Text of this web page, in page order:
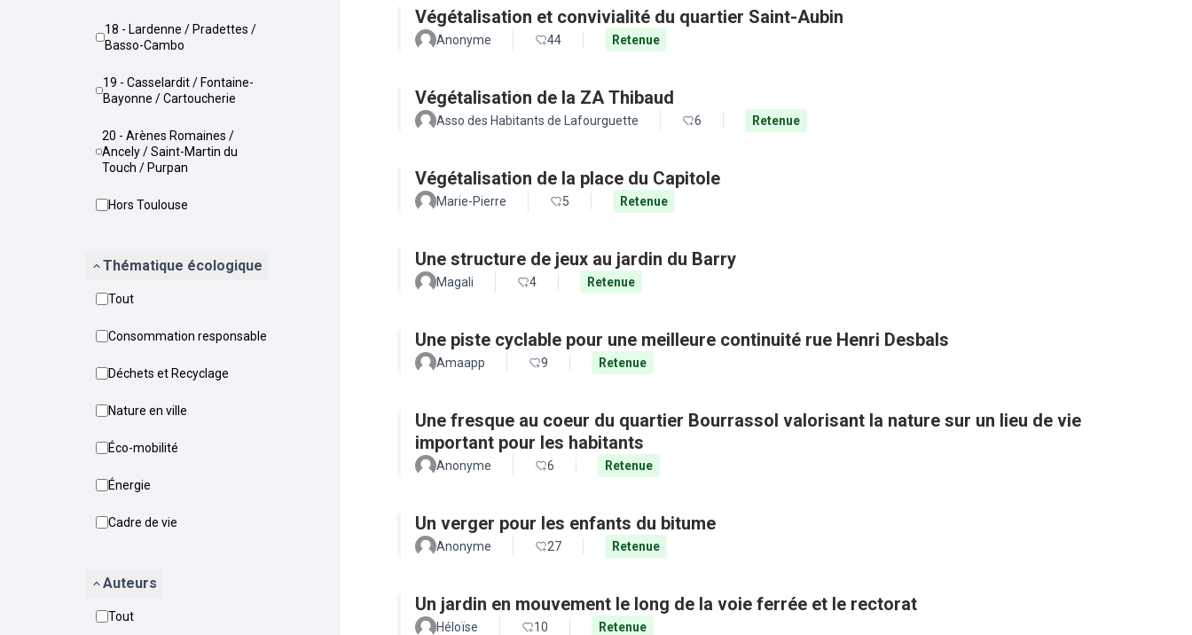
18 - Lardenne / Pradettes /
Basso-Cambo
19 - Casselardit / Fontaine-
Bayonne / Cartoucherie
20 - Arènes Romaines /
Ancely / Saint-Martin du
Touch / Purpan
Hors Toulouse
Thématique écologique
Tout
Consommation responsable
Déchets et Recyclage
Nature en ville
Éco-mobilité
Énergie
Cadre de vie
Auteurs
Tout
Végétalisation et convivialité du quartier Saint-Aubin
Anonyme 44 Retenue
Végétalisation de la ZA Thibaud
Asso des Habitants de Lafourguette 6 Retenue
Végétalisation de la place du Capitole
Marie-Pierre 5 Retenue
Une structure de jeux au jardin du Barry
Magali 4 Retenue
Une piste cyclable pour une meilleure continuité rue Henri Desbals
Amaapp 9 Retenue
Une fresque au coeur du quartier Bourrassol valorisant la nature sur un lieu de vie
important pour les habitants
Anonyme 6 Retenue
Un verger pour les enfants du bitume
Anonyme 27 Retenue
Un jardin en mouvement le long de la voie ferrée et le rectorat
Héloïse 10 Retenue